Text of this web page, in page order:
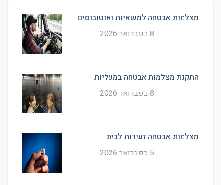
מצלמות אבטחה למשאיות ואוטובוסים
8 בפברואר 2026
התקנת מצלמות אבטחה במעליות
8 בפברואר 2026
מצלמות אבטחה זעירות לבית
5 בפברואר 2026